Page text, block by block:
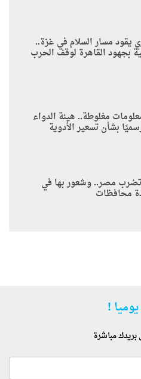
يقود مسار السلام في غزة..
بجهود القاهرة لوقف الحرب
مغلوطة.. هيئة الدواء
بشأن تسعير الأدوية
مصر.. وشعور بها في
محافظات
!
مباشرة